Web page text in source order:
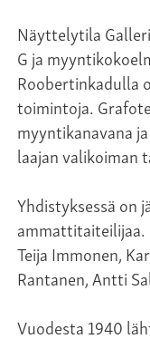
Näyttelytila
G ja
Roobertinkadulla
toimintoja.
myyntikanavana
laajan valikoiman
Yhdistyksessä on
ammattitaiteilijaa.
Teija Immonen,
Rantanen, Antti
Vuodesta 1940